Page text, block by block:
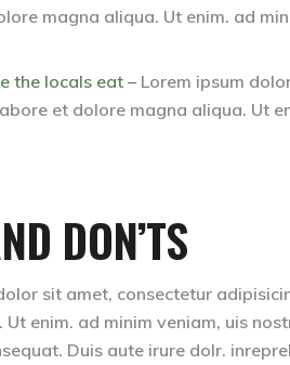
magna aliqua. Ut enim. ad
the locals eat – Lorem ipsum
et dolore magna aliqua. Ut
DON’TS
sit amet, consectetur
Ut enim. ad minim veniam, uis
Duis aute irure dolr.